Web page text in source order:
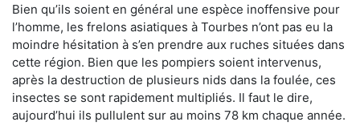
Bien qu’ils soient en général une espèce inoffensive pour
l’homme, les frelons asiatiques à Tourbes n’ont pas eu la
moindre hésitation à s’en prendre aux ruches situées dans
cette région. Bien que les pompiers soient intervenus,
après la destruction de plusieurs nids dans la foulée, ces
insectes se sont rapidement multipliés. Il faut le dire,
aujourd’hui ils pullulent sur au moins 78 km chaque année.